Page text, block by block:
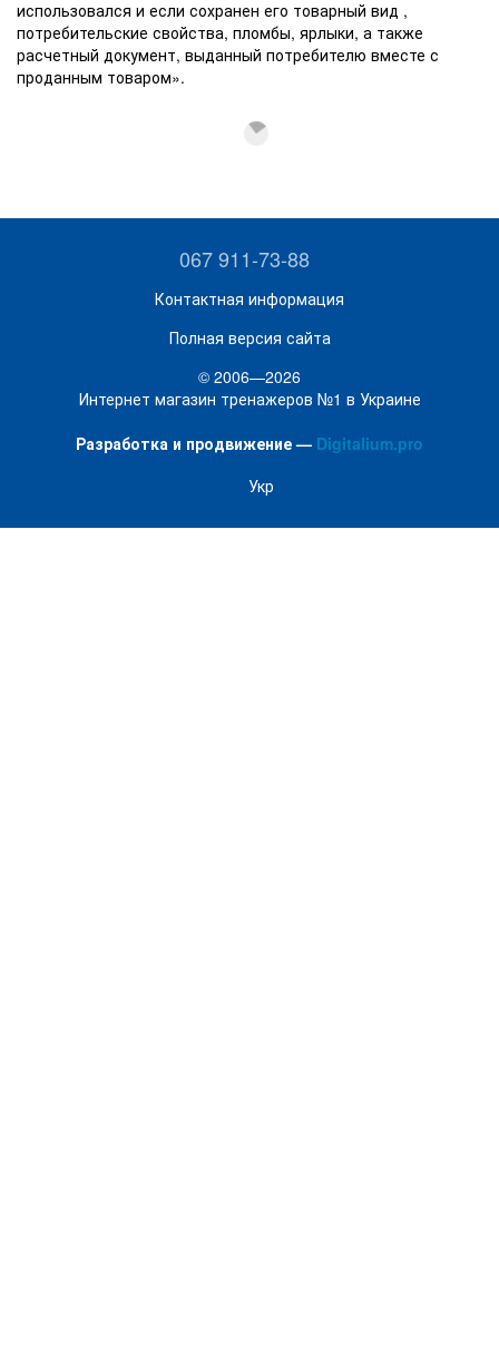
использовался и если сохранен его товарный вид ,
потребительские свойства, пломбы, ярлыки, а также
расчетный документ, выданный потребителю вместе с
проданным товаром».
067 911-73-88
Контактная информация
Полная версия сайта
© 2006—2026
Интернет магазин тренажеров №1 в Украине
Разработка и продвижение — Digitalium.pro
Укр